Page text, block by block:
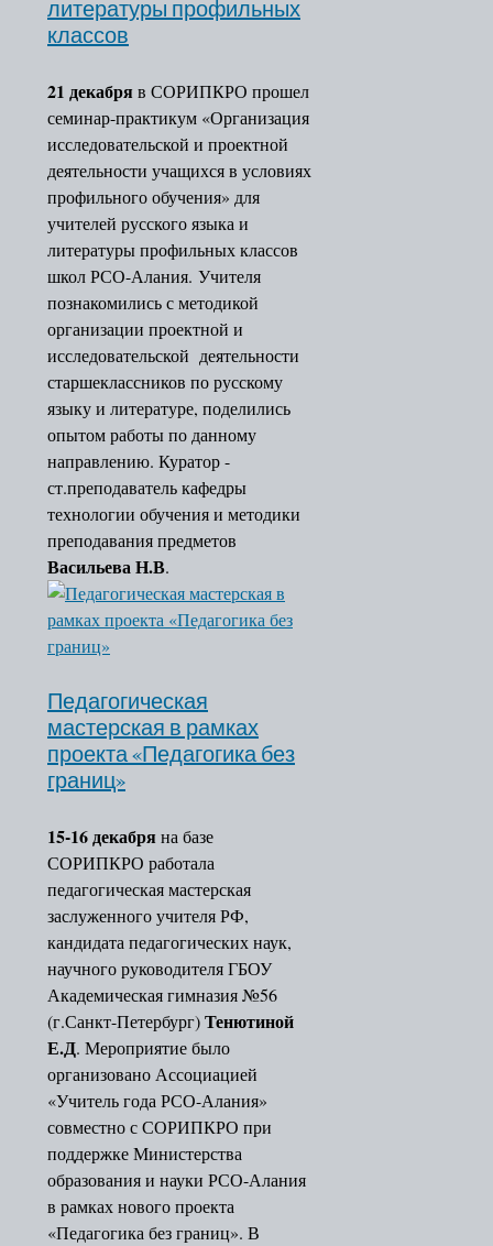
преподавания
образования
Ученый совет
Центры
Центр непрерывного
мастерства
Ассоциации
литературы профильных
классов
21 декабряв СОРИПКРО прошел
семинар-практикум «Организация
исследовательской и проектной
деятельности учащихся в условиях
профильного обучения» для
учителей русского языка и
литературы профильных классов
школ РСО-Алания. Учителя
познакомились с методикой
организации проектной и
исследовательской деятельности
старшеклассников по русскому
языку и литературе, поделились
опытом работы по данному
направлению. Куратор -
ст.преподаватель кафедры
технологии обучения и методики
преподавания предметов
Васильева Н.В.
Педагогическая
мастерская в рамках
проекта «Педагогика без
границ»
15-16 декабряна базе
СОРИПКРО работала
педагогическая мастерская
заслуженного учителя РФ,
кандидата педагогических наук,
научного руководителя ГБОУ
Академическая гимназия №56
(г.Санкт-Петербург)Тенютиной
Е.Д. Мероприятие было
организовано Ассоциацией
«Учитель года РСО-Алания»
совместно с СОРИПКРО при
поддержке Министерства
образования и науки РСО-Алания
в рамках нового проекта
«Педагогика без границ». В